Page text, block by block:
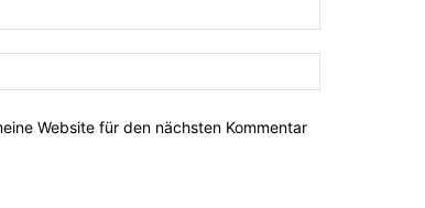
Website für den nächsten Kommentar